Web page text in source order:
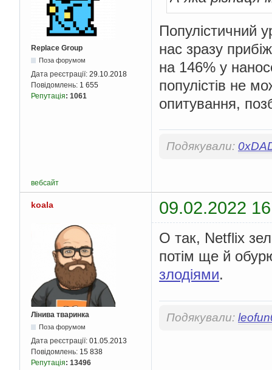
Replace Group
Поза форумом
Дата реєстрації: 29.10.2018
Повідомлень: 1 655
Репутація: 1061
Популістичний
нас зразу
на 146% у
популістів не
опитування,
Подякували:
вебсайт
koala 09.02.2022
Лінива тваринка
Поза форумом
Дата реєстрації: 01.05.2013
Повідомлень: 15 838
Репутація: 13496
О так, Netflix
потім ще й
злодіями.
Подякували: